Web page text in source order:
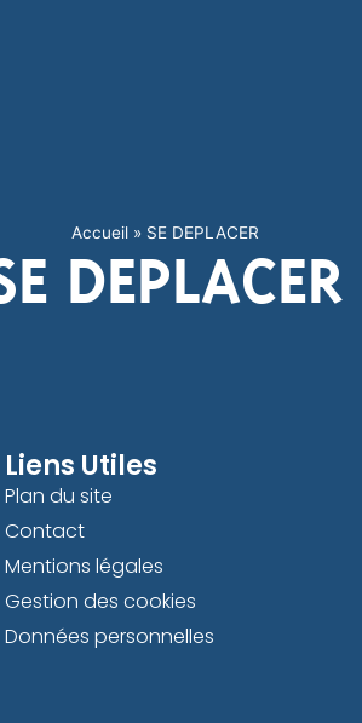
Accueil» SE DEPLACER
DEPLACER
Liens Utiles
Plan du site
Contact
Mentions légales
Gestion des cookies
Données personnelles